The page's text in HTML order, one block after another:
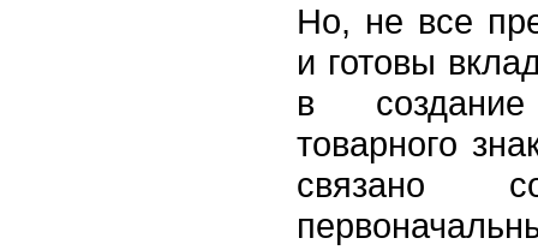
Но, не все
и готовы
в
товарного
связано